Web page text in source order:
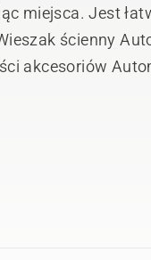
miejsca. Jest
ścienny
akcesoriów